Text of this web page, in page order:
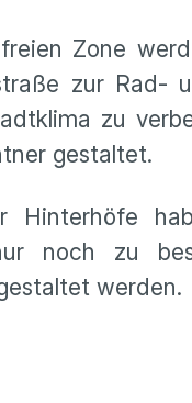
Zone
zur Rad-
zu
gestaltet.
Hinterhöfe
noch zu
werden.